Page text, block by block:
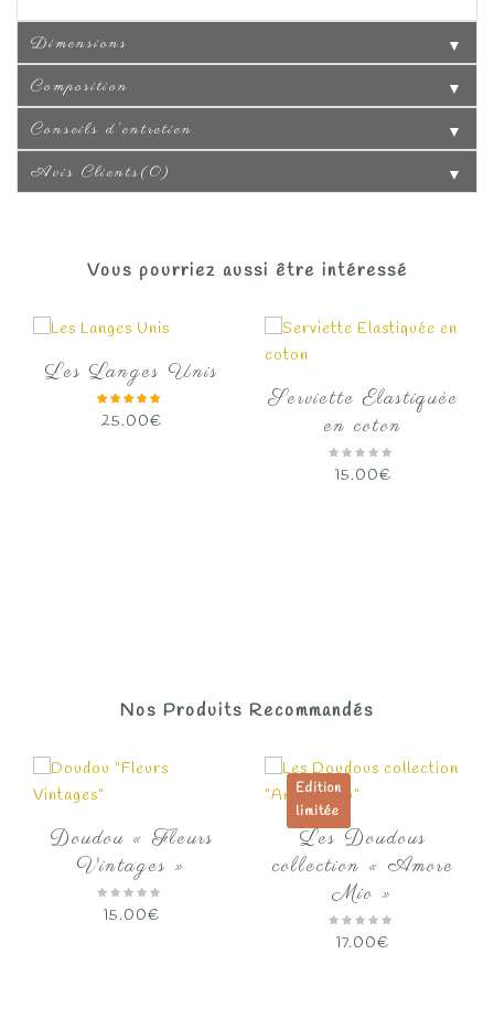
Dimensions ▼
Composition ▼
Conseils d'entretien ▼
Avis Clients(0) ▼
Vous pourriez aussi être intéressé
Les Langes Unis
25.00€
Serviette Elastiquée
en coton
15.00€
Nos Produits Recommandés
Doudou « Fleurs
Vintages »
15.00€
Edition
limitée
Les Doudous
collection « Amore
Mio »
17.00€